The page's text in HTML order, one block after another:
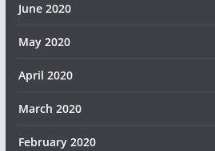
June 2020
May 2020
April 2020
March 2020
February 2020